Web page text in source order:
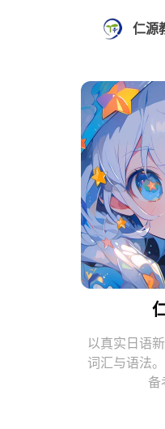
仁源
以真实日语
词汇与语法
备